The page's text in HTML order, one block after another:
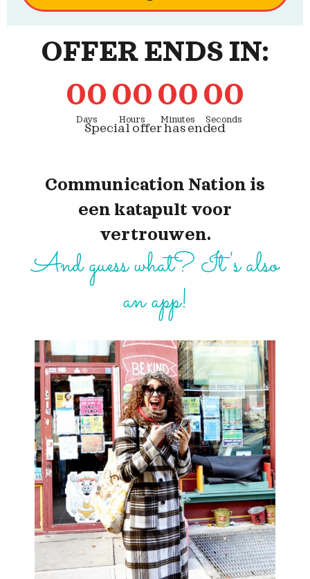
OFFER ENDS IN:
00
Days
00
Hours
00
Minutes
00
Seconds
Special offer has ended
Communication Nation is
een katapult voor
vertrouwen.
And guess what? It's also
an app!